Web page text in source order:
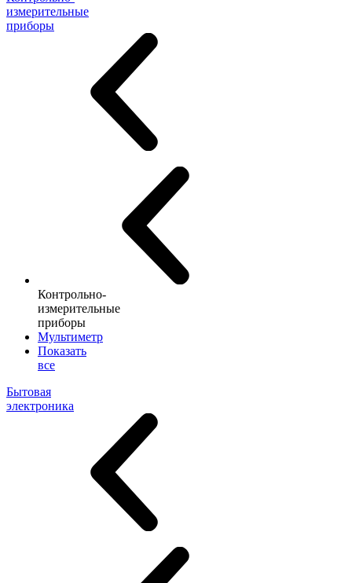
измерительные
приборы
Контрольно-
измерительные
приборы
Мультиметр
Показать
все
Бытовая
электроника